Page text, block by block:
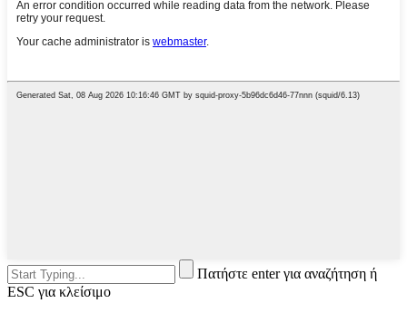
Πατήστε enter για αναζήτηση ή
ESC για κλείσιμο